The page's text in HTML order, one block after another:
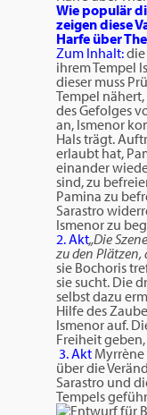
Wie populär
zeigen diese
Harfe über
Zum Inhalt:
ihrem Tempel
dieser muss
Tempel
des Gefolges
an, Ismenor
Hals trägt.
erlaubt hat,
einander
sind, zu
Pamina zu
Sarastro
Ismenor zu
2. Akt„Die
zu den
sie Bochoris
sie sucht. Die
selbst dazu
Hilfe des
Ismenor auf.
Freiheit
3. Akt
über die
Sarastro und
Tempels